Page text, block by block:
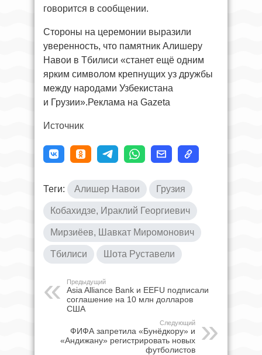
говорится в сообщении.
Стороны на церемонии выразили
уверенность, что памятник Алишеру
Навои в Тбилиси «станет ещё одним
ярким символом крепнущих уз дружбы
между народами Узбекистана
и Грузии».Реклама на Gazeta
Источник
Теги: Алишер Навои Грузия
Кобахидзе, Ираклий Георгиевич
Мирзиёев, Шавкат Миромонович
Тбилиси Шота Руставели
Предыдущий
Asia Alliance Bank и EEFU подписали
соглашение на 10 млн долларов
США
Следующий
ФИФА запретила «Бунёдкору» и
«Андижану» регистрировать новых
футболистов